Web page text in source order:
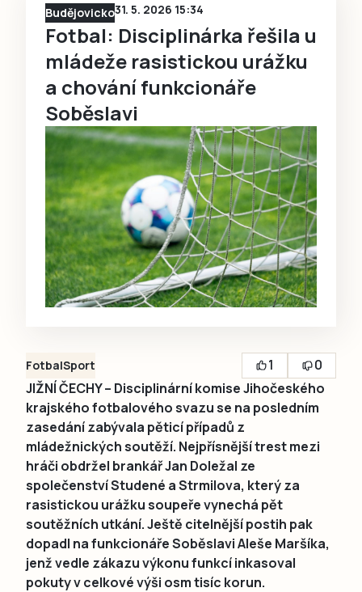
Budějovicko31. 5. 2026 15:34
Fotbal: Disciplinárka řešila u
mládeže rasistickou urážku
a chování funkcionáře
Soběslavi
FotbalSport 1
0
JIŽNÍ ČECHY – Disciplinární komise Jihočeského
krajského fotbalového svazu se na posledním
zasedání zabývala pěticí případů z
mládežnických soutěží. Nejpřísnější trest mezi
hráči obdržel brankář Jan Doležal ze
společenství Studené a Strmilova, který za
rasistickou urážku soupeře vynechá pět
soutěžních utkání. Ještě citelnější postih pak
dopadl na funkcionáře Soběslavi Aleše Maršíka,
jenž vedle zákazu výkonu funkcí inkasoval
pokuty v celkové výši osm tisíc korun.